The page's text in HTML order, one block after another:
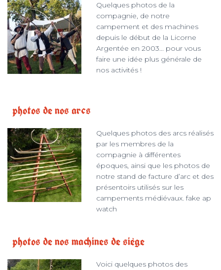
Quelques photos de la
compagnie, de notre
campement et des machines
depuis le début de la Licorne
Argentée en 2003... pour vous
faire une idée plus générale de
nos activités !
photos de nos arcs
Quelques photos des arcs réalisés
par les membres de la
compagnie à différentes
époques, ainsi que les photos de
notre stand de facture d’arc et des
présentoirs utilisés sur les
campements médiévaux. fake ap
watch
photos de nos machines de siège
Voici quelques photos des